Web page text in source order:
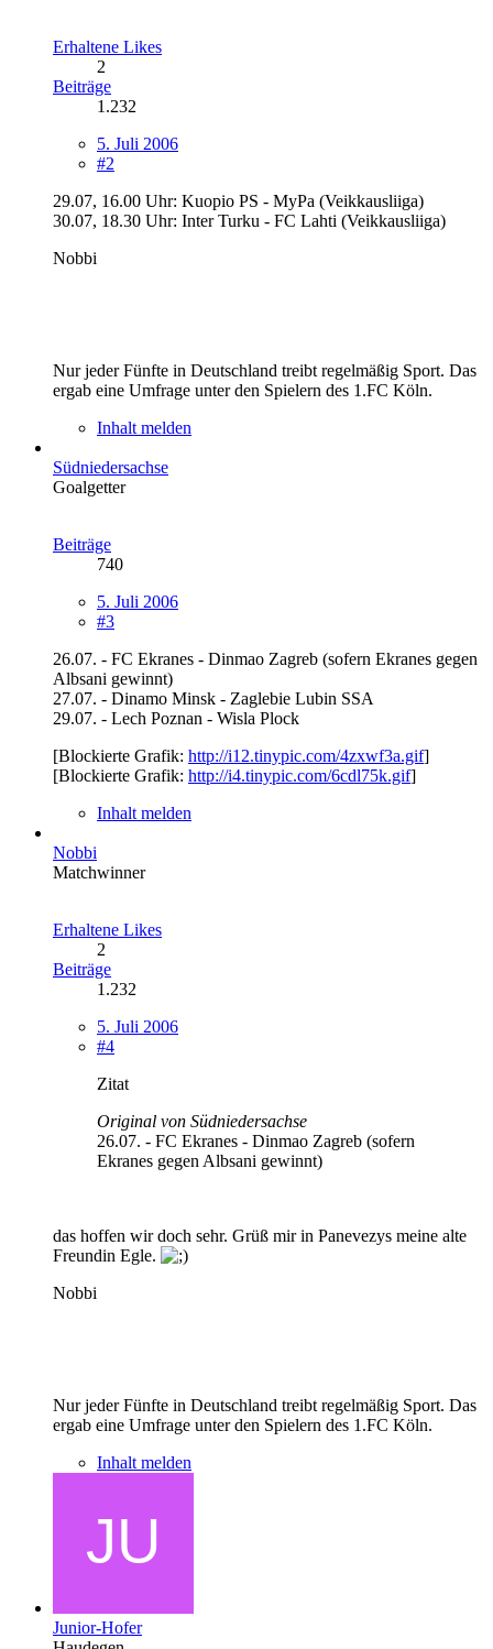
Erhaltene Likes
2
Beiträge
1.232
5. Juli 2006
#2
29.07, 16.00 Uhr: Kuopio PS - MyPa (Veikkausliiga)
30.07, 18.30 Uhr: Inter Turku - FC Lahti (Veikkausliiga)
Nobbi
Nur jeder Fünfte in Deutschland treibt regelmäßig Sport. Das
ergab eine Umfrage unter den Spielern des 1.FC Köln.
Inhalt melden
Südniedersachse
Goalgetter
Beiträge
740
5. Juli 2006
#3
26.07. - FC Ekranes - Dinmao Zagreb (sofern Ekranes gegen
Albsani gewinnt)
27.07. - Dinamo Minsk - Zaglebie Lubin SSA
29.07. - Lech Poznan - Wisla Plock
[Blockierte Grafik: http://i12.tinypic.com/4zxwf3a.gif]
[Blockierte Grafik: http://i4.tinypic.com/6cdl75k.gif]
Inhalt melden
Nobbi
Matchwinner
Erhaltene Likes
2
Beiträge
1.232
5. Juli 2006
#4
Zitat
Original von Südniedersachse
26.07. - FC Ekranes - Dinmao Zagreb (sofern
Ekranes gegen Albsani gewinnt)
das hoffen wir doch sehr. Grüß mir in Panevezys meine alte
Freundin Egle.
Nobbi
Nur jeder Fünfte in Deutschland treibt regelmäßig Sport. Das
ergab eine Umfrage unter den Spielern des 1.FC Köln.
Inhalt melden
Junior-Hofer